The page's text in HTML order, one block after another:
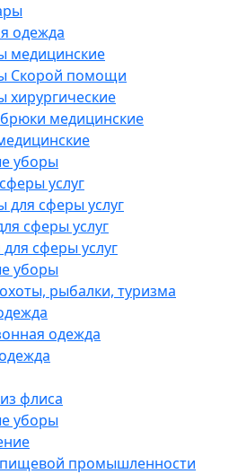
одежда
медицинские
Скорой помощи
хирургические
медицинские
уборы
услуг
для сферы услуг
сферы услуг
сферы услуг
уборы
рыбалки, туризма
одежда
флиса
уборы
промышленности